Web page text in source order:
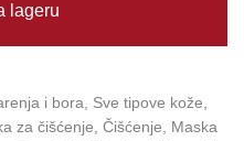
lageru
i bora Sve tipove kože
za čišćenje Čišćenje
Maska